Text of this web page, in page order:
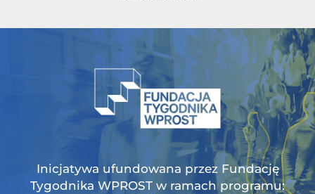
Inicjatywa ufundowana przez Fundację
Tygodnika WPROST w ramach programu: